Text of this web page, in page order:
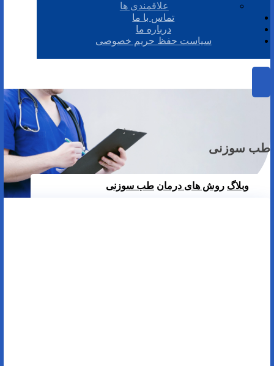
علاقمندی ها
تماس با ما
درباره ما
سیاست حفظ حریم خصوصی
طب سوزنی
وبلاگ روش های درمان طب سوزنی